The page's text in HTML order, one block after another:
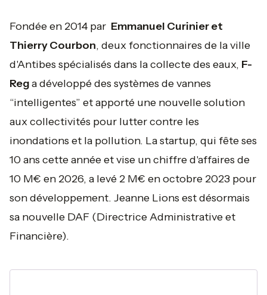
Fondée en 2014 par Emmanuel Curinier et
Thierry Courbon, deux fonctionnaires de la ville
d'Antibes spécialisés dans la collecte des eaux, F-
Rega développé des systèmes de vannes
“intelligentes” et apporté une nouvelle solution
aux collectivités pour lutter contre les
inondations et la pollution. La startup, qui fête ses
10 ans cette année et vise un chiffre d'affaires de
10 M€ en 2026, a levé 2 M€ en octobre 2023 pour
son développement. Jeanne Lions est désormais
sa nouvelle DAF (Directrice Administrative et
Financière).